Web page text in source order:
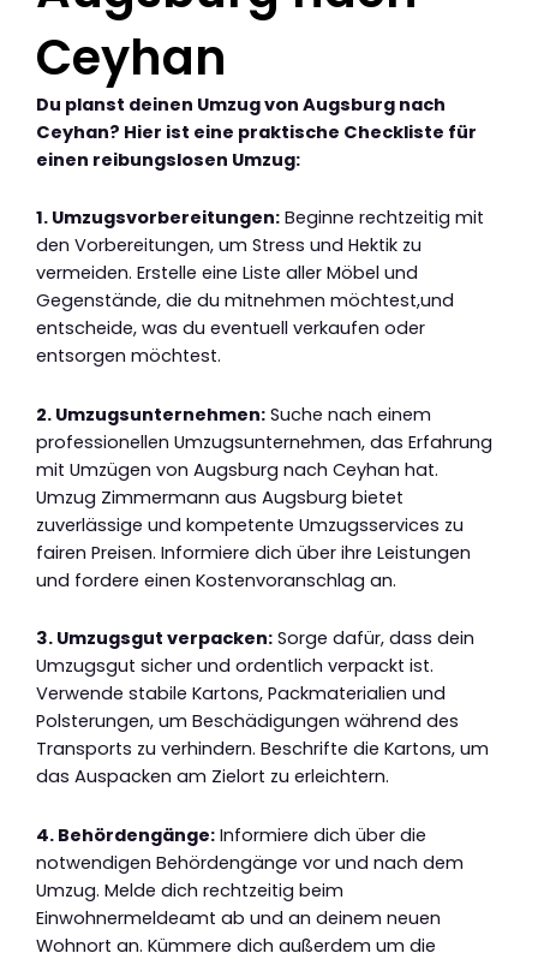
Ceyhan
Du planst deinen Umzug von Augsburg nach
Ceyhan? Hier ist eine praktische Checkliste für
einen reibungslosen Umzug:
1. Umzugsvorbereitungen: Beginne rechtzeitig mit
den Vorbereitungen, um Stress und Hektik zu
vermeiden. Erstelle eine Liste aller Möbel und
Gegenstände, die du mitnehmen möchtest,und
entscheide, was du eventuell verkaufen oder
entsorgen möchtest.
2. Umzugsunternehmen: Suche nach einem
professionellen Umzugsunternehmen, das Erfahrung
mit Umzügen von Augsburg nach Ceyhan hat.
Umzug Zimmermann aus Augsburg bietet
zuverlässige und kompetente Umzugsservices zu
fairen Preisen. Informiere dich über ihre Leistungen
und fordere einen Kostenvoranschlag an.
3. Umzugsgut verpacken: Sorge dafür, dass dein
Umzugsgut sicher und ordentlich verpackt ist.
Verwende stabile Kartons, Packmaterialien und
Polsterungen, um Beschädigungen während des
Transports zu verhindern. Beschrifte die Kartons, um
das Auspacken am Zielort zu erleichtern.
4. Behördengänge: Informiere dich über die
notwendigen Behördengänge vor und nach dem
Umzug. Melde dich rechtzeitig beim
Einwohnermeldeamt ab und an deinem neuen
Wohnort an. Kümmere dich außerdem um die